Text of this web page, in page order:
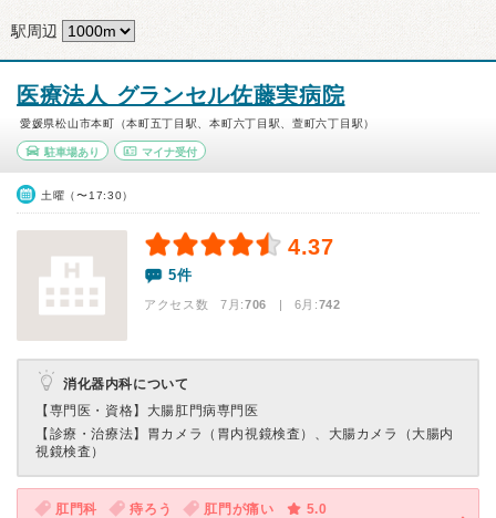
駅周辺
医療法人 グランセル佐藤実病院
愛媛県松山市本町（本町五丁目駅、本町六丁目駅、萱町六丁目駅）
駐車場あり マイナ受付
土曜（〜17:30）
4.37
5件
アクセス数 7月:706 | 6月:742
消化器内科について
【専門医・資格】 大腸肛門病専門医
【診療・治療法】 胃カメラ（胃内視鏡検査）、大腸カメラ（大腸内
視鏡検査）
肛門科 痔ろう 肛門が痛い
5.0